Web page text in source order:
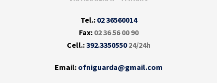
Tel.: 02 36560014
Fax: 02 36 56 00 90
Cell.:392.335055024/24h
Email: ofniguarda@gmail.com